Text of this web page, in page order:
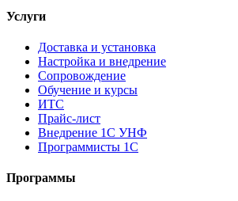
Услуги
Доставка и установка
Настройка и внедрение
Сопровождение
Обучение и курсы
ИТС
Прайс-лист
Внедрение 1С УНФ
Программисты 1С
Программы